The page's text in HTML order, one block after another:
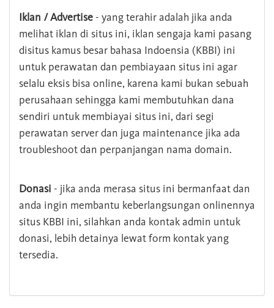
Iklan / Advertise - yang terahir adalah jika anda
melihat iklan di situs ini, iklan sengaja kami pasang
disitus kamus besar bahasa Indoensia (KBBI) ini
untuk perawatan dan pembiayaan situs ini agar
selalu eksis bisa online, karena kami bukan sebuah
perusahaan sehingga kami membutuhkan dana
sendiri untuk membiayai situs ini, dari segi
perawatan server dan juga maintenance jika ada
troubleshoot dan perpanjangan nama domain.
Donasi - jika anda merasa situs ini bermanfaat dan
anda ingin membantu keberlangsungan onlinennya
situs KBBI ini, silahkan anda kontak admin untuk
donasi, lebih detainya lewat form kontak yang
tersedia.